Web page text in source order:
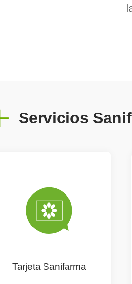
Servicios
Tarjeta Sanifarma